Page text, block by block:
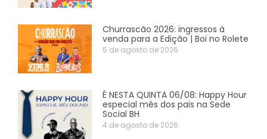
Churrascão 2026: ingressos à
venda para a Edição | Boi no Rolete
5 de agosto de 2026
É NESTA QUINTA 06/08: Happy Hour
especial mês dos pais na Sede
Social BH
4 de agosto de 2026